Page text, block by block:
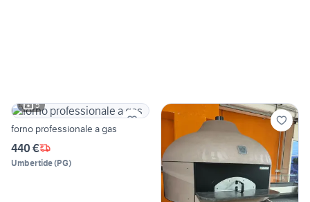
5
forno professionale a gas
440 €
Umbertide(PG)